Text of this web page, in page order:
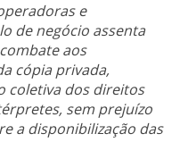
e
de negócio assenta
aos
cópia privada,
coletiva dos direitos
sem prejuízo
a disponibilização das